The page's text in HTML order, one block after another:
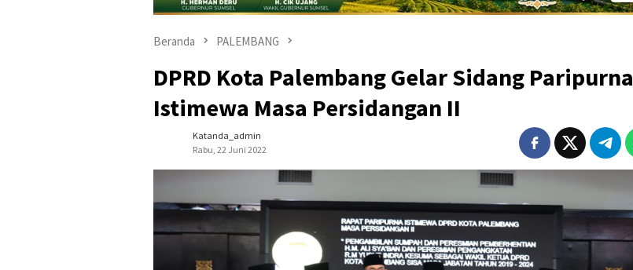
Beranda PALEMBANG
DPRD Kota Palembang Gelar Sidang Paripurna
Istimewa Masa Persidangan II
Katanda_admin
Rabu, 22 Juni 2022